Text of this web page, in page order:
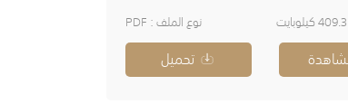
نوع الملف : PDF
تحميل